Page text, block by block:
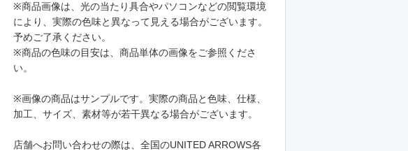
※商品画像は、光の当たり具合やパソコンなどの閲覧環境
により、実際の色味と異なって見える場合がございます。
予めご了承ください。
※商品の色味の目安は、商品単体の画像をご参照くださ
い。
※画像の商品はサンプルです。実際の商品と色味、仕様、
加工、サイズ、素材等が若干異なる場合がございます。
店舗へお問い合わせの際は、全国のUNITED ARROWS各